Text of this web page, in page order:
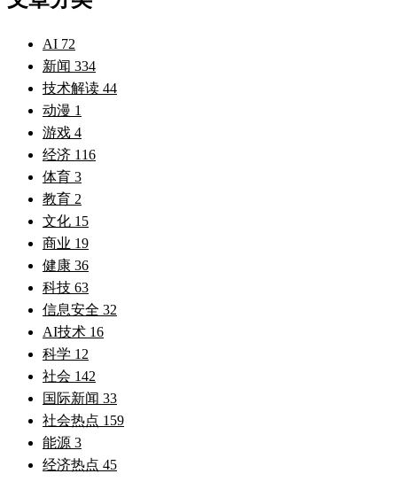
AI 72
新闻 334
技术解读 44
动漫 1
游戏 4
经济 116
体育 3
教育 2
文化 15
商业 19
健康 36
科技 63
信息安全 32
AI技术 16
科学 12
社会 142
国际新闻 33
社会热点 159
能源 3
经济热点 45